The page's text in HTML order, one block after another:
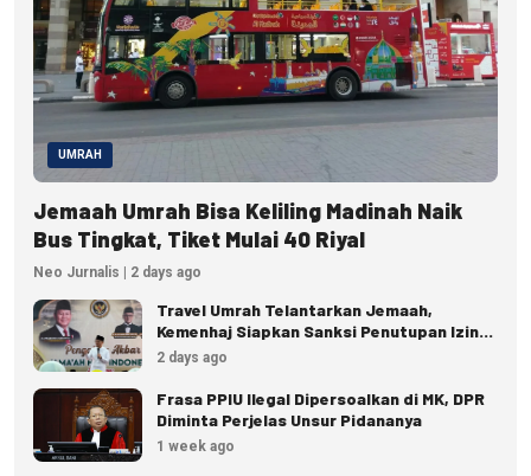
UMRAH
Jemaah Umrah Bisa Keliling Madinah Naik
Bus Tingkat, Tiket Mulai 40 Riyal
Neo Jurnalis | 2 days ago
Travel Umrah Telantarkan Jemaah,
Kemenhaj Siapkan Sanksi Penutupan Izin
hingga Pidana
2 days ago
Frasa PPIU Ilegal Dipersoalkan di MK, DPR
Diminta Perjelas Unsur Pidananya
1 week ago